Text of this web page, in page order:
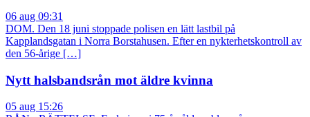
06 aug 09:31
DOM. Den 18 juni stoppade polisen en lätt lastbil på
Kapplandsgatan i Norra Borstahusen. Efter en nykterhetskontroll av
den 56-årige […]
Nytt halsbandsrån mot äldre kvinna
05 aug 15:26